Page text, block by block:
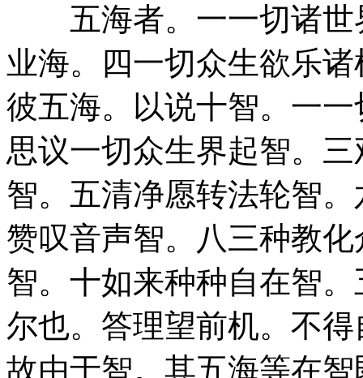
五海者。一一切诸世
业海。四一切众生欲乐
彼五海。以说十智。一
思议一切众生界起智。
智。五清净愿转法轮智
赞叹音声智。八三种教
智。十如来种种自在智
尔也。答理望前机。不
故由于智。其五海等在